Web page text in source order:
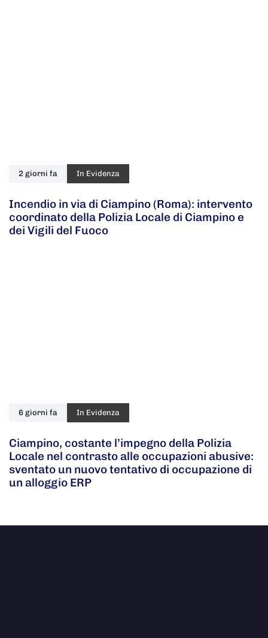
2 giorni fa In Evidenza
Incendio in via di Ciampino (Roma): intervento
coordinato della Polizia Locale di Ciampino e
dei Vigili del Fuoco
6 giorni fa In Evidenza
Ciampino, costante l’impegno della Polizia
Locale nel contrasto alle occupazioni abusive:
sventato un nuovo tentativo di occupazione di
un alloggio ERP